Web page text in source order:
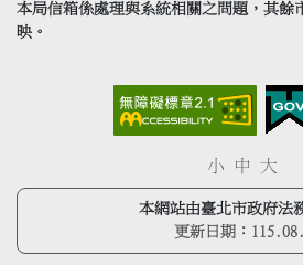
本局信箱係處理與系統相關之問題，其餘
映。
小 中 大
本網站由臺北市政府法
更新日期：